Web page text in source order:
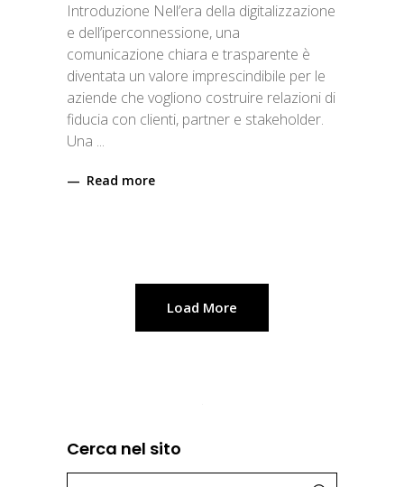
Introduzione Nell’era della digitalizzazione
e dell’iperconnessione, una
comunicazione chiara e trasparente è
diventata un valore imprescindibile per le
aziende che vogliono costruire relazioni di
fiducia con clienti, partner e stakeholder.
Una
Read more
Load More
Cerca nel sito